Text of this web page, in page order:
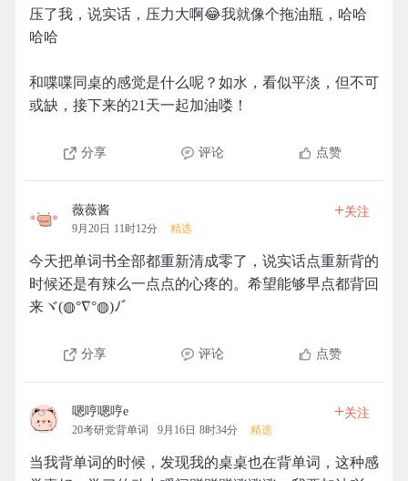
压了我，说实话，压力大啊😂我就像个拖油瓶，哈哈
哈哈
和喋喋同桌的感觉是什么呢？如水，看似平淡，但不可
或缺，接下来的21天一起加油喽！
分享 评论 点赞
薇薇酱
9月20日 11时12分 精选
+关注
今天把单词书全部都重新清成零了，说实话点重新背的
时候还是有辣么一点点的心疼的。希望能够早点都背回
来ヾ(◍°∇°◍)ﾉﾞ
分享 评论 点赞
嗯哼嗯哼e
20考研党背单词 9月16日 8时34分 精选
+关注
当我背单词的时候，发现我的桌桌也在背单词，这种感